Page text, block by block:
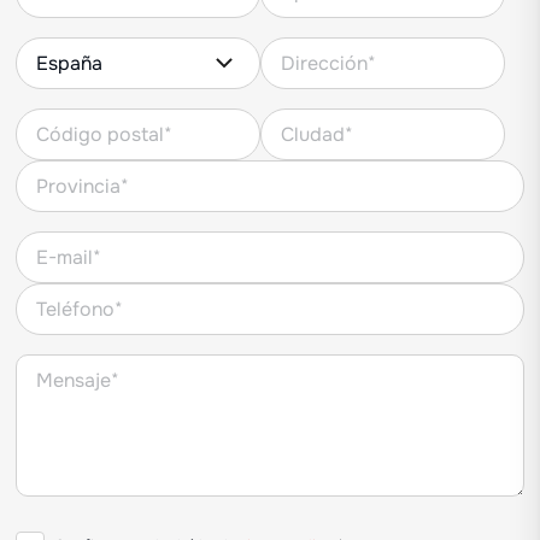
Unidades de trasplante independientes para
profundidad constante